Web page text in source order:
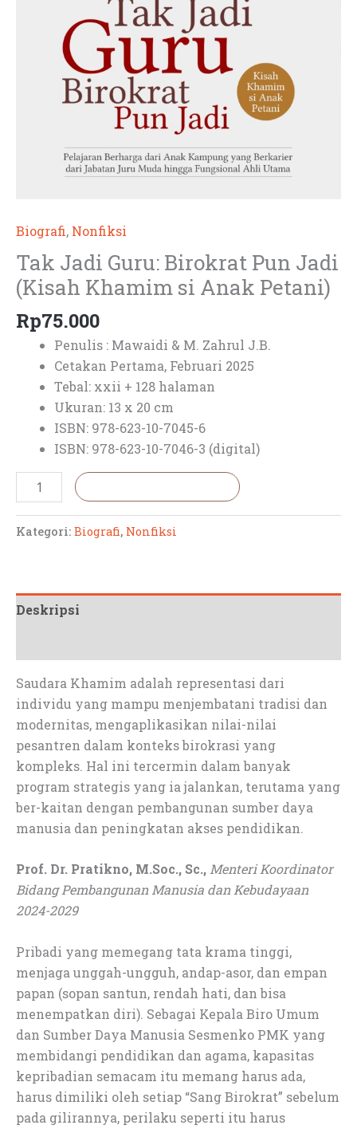
Biografi, Nonfiksi
Tak Jadi Guru: Birokrat Pun Jadi
(Kisah Khamim si Anak Petani)
Rp75.000
Penulis : Mawaidi & M. Zahrul J.B.
Cetakan Pertama, Februari 2025
Tebal: xxii + 128 halaman
Ukuran: 13 x 20 cm
ISBN: 978-623-10-7045-6
ISBN: 978-623-10-7046-3 (digital)
Kategori: Biografi, Nonfiksi
Deskripsi
Saudara Khamim adalah representasi dari
individu yang mampu menjembatani tradisi dan
modernitas, mengaplikasikan nilai-nilai
pesantren dalam konteks birokrasi yang
kompleks. Hal ini tercermin dalam banyak
program strategis yang ia jalankan, terutama yang
ber-kaitan dengan pembangunan sumber daya
manusia dan peningkatan akses pendidikan.
Prof. Dr. Pratikno, M.Soc., Sc., Menteri Koordinator
Bidang Pembangunan Manusia dan Kebudayaan
2024-2029
Pribadi yang memegang tata krama tinggi,
menjaga unggah-ungguh, andap-asor, dan empan
papan (sopan santun, rendah hati, dan bisa
menempatkan diri). Sebagai Kepala Biro Umum
dan Sumber Daya Manusia Sesmenko PMK yang
membidangi pendidikan dan agama, kapasitas
kepribadian semacam itu memang harus ada,
harus dimiliki oleh setiap “Sang Birokrat” sebelum
pada gilirannya, perilaku seperti itu harus